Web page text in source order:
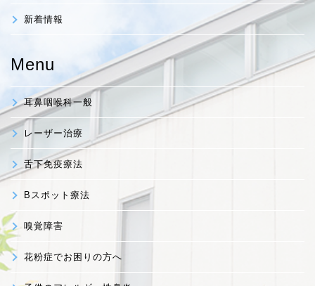
新着情報
Menu
耳鼻咽喉科一般
レーザー治療
舌下免疫療法
Bスポット療法
嗅覚障害
花粉症でお困りの方へ